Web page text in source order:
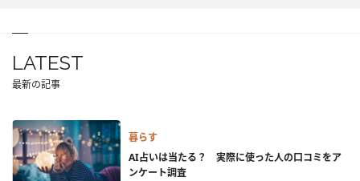
LATEST
最新の記事
暮らす
AI占いは当たる？ 実際に使った人の口コミをア
ンケート調査